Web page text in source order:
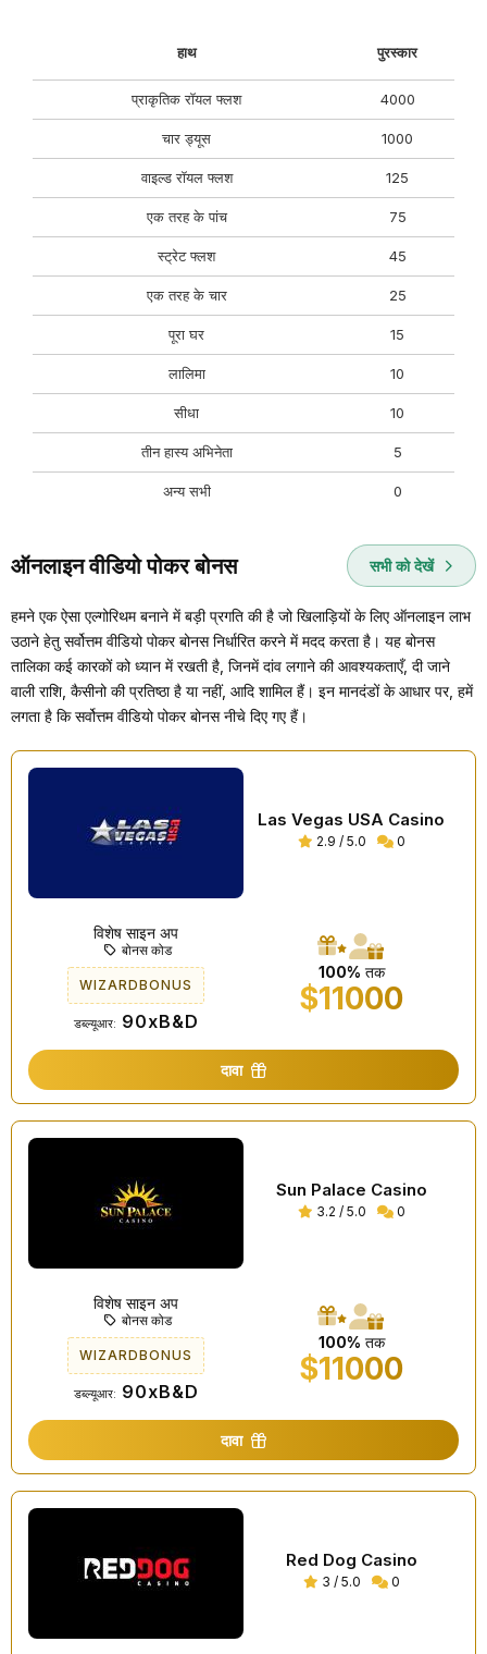
हाथ पुरस्कार
प्राकृतिक रॉयल फ्लश 4000
चार ड्यूस 1000
वाइल्ड रॉयल फ्लश 125
एक तरह के पांच 75
स्ट्रेट फ्लश 45
एक तरह के चार 25
पूरा घर 15
लालिमा 10
सीधा 10
तीन हास्य अभिनेता 5
अन्य सभी 0
ऑनलाइन वीडियो पोकर बोनस सभी को देखें
हमने एक ऐसा एल्गोरिथम बनाने में बड़ी प्रगति की है जो खिलाड़ियों के लिए ऑनलाइन लाभ
उठाने हेतु सर्वोत्तम वीडियो पोकर बोनस निर्धारित करने में मदद करता है। यह बोनस
तालिका कई कारकों को ध्यान में रखती है, जिनमें दांव लगाने की आवश्यकताएँ, दी जाने
वाली राशि, कैसीनो की प्रतिष्ठा है या नहीं, आदि शामिल हैं। इन मानदंडों के आधार पर, हमें
लगता है कि सर्वोत्तम वीडियो पोकर बोनस नीचे दिए गए हैं।
Las Vegas USA Casino
2.9 / 5.0 0
100% तक
$11000
विशेष साइन अप
बोनस कोड
WIZARDBONUS
डब्ल्यूआर: 90xB&D
दावा
Sun Palace Casino
3.2 / 5.0 0
100% तक
$11000
विशेष साइन अप
बोनस कोड
WIZARDBONUS
डब्ल्यूआर: 90xB&D
दावा
Red Dog Casino
3 / 5.0 0